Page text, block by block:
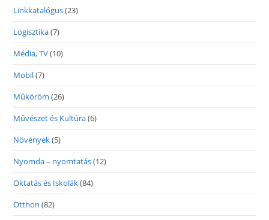
Linkkatalógus(23)
Logisztika(7)
Média, TV(10)
Mobil(7)
Műköröm (26)
Művészet és Kultúra(6)
Növények(5)
Nyomda – nyomtatás(12)
Oktatás és Iskolák(84)
Otthon (82)